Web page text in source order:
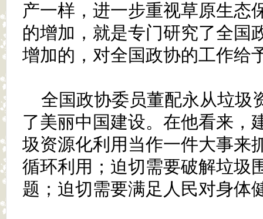
产一样，进一步重视草原生态
的增加，就是专门研究了全国
增加的，对全国政协的工作给
全国政协委员董配永从垃圾
了美丽中国建设。在他看来，
圾资源化利用当作一件大事来
循环利用；迫切需要破解垃圾
题；迫切需要满足人民对身体